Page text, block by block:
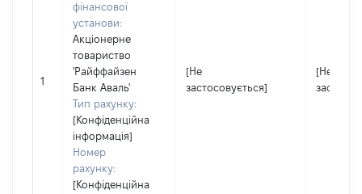
1
фінансової
установи:
Акціонерне
товариство
'Райффайзен
Банк Аваль'
Тип рахунку:
[Конфіденційна
інформація]
Номер
рахунку:
[Конфіденційна
[Не
застосовується]
[Не